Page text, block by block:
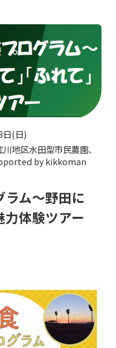
日(日)
地区水田型市民農園、
by kikkoman
ム～野田に
力体験ツアー